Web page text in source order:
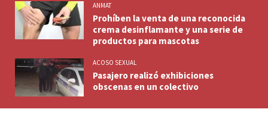
ANMAT
Prohíben la venta de una reconocida
crema desinflamante y una serie de
productos para mascotas
ACOSO SEXUAL
Pasajero realizó exhibiciones
obscenas en un colectivo